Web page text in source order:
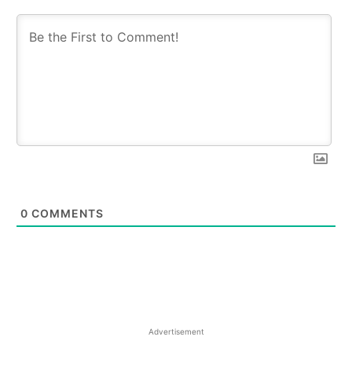
0 COMMENTS
Advertisement